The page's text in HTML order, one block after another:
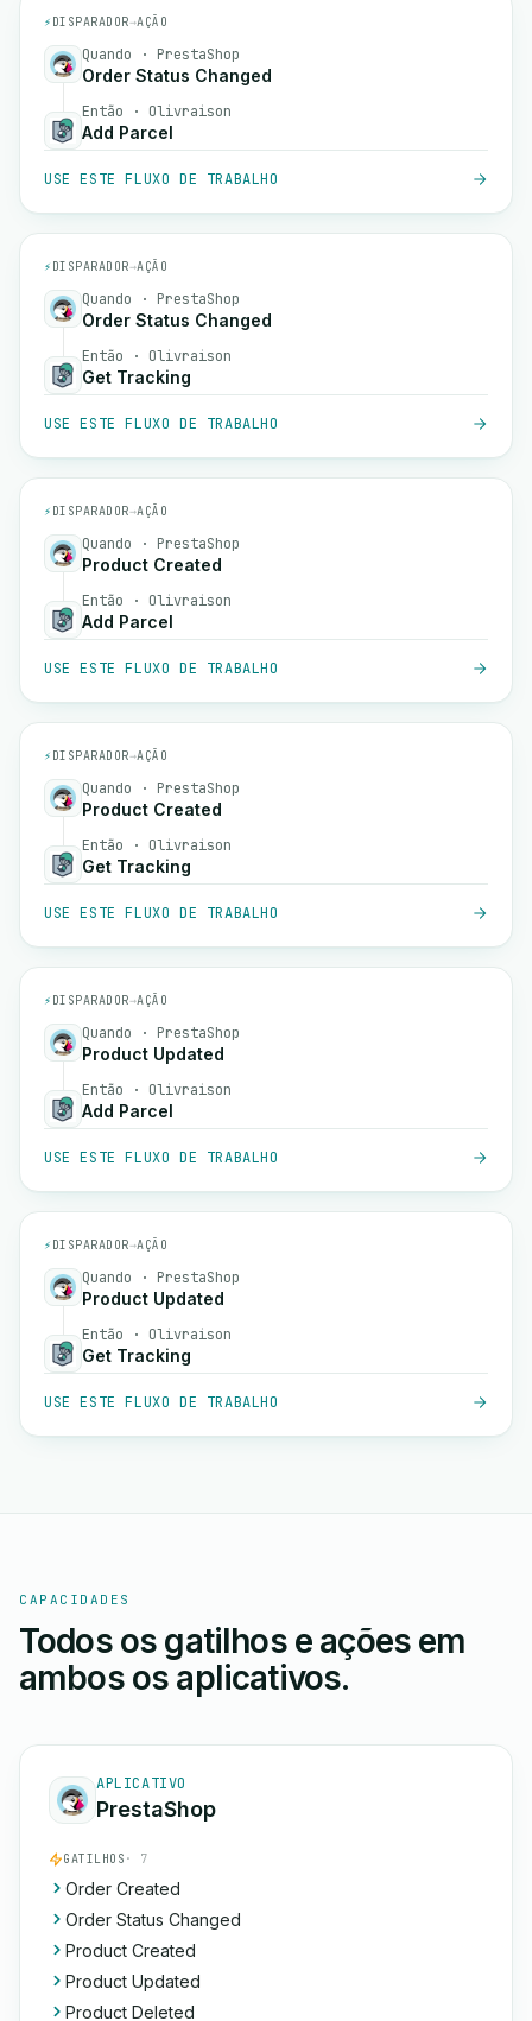
⚡ DISPARADOR→AÇÃO
Quando · PrestaShop
Order Status Changed
Então · Olivraison
Add Parcel
USE ESTE FLUXO DE TRABALHO
⚡ DISPARADOR→AÇÃO
Quando · PrestaShop
Order Status Changed
Então · Olivraison
Get Tracking
USE ESTE FLUXO DE TRABALHO
⚡ DISPARADOR→AÇÃO
Quando · PrestaShop
Product Created
Então · Olivraison
Add Parcel
USE ESTE FLUXO DE TRABALHO
⚡ DISPARADOR→AÇÃO
Quando · PrestaShop
Product Created
Então · Olivraison
Get Tracking
USE ESTE FLUXO DE TRABALHO
⚡ DISPARADOR→AÇÃO
Quando · PrestaShop
Product Updated
Então · Olivraison
Add Parcel
USE ESTE FLUXO DE TRABALHO
⚡ DISPARADOR→AÇÃO
Quando · PrestaShop
Product Updated
Então · Olivraison
Get Tracking
USE ESTE FLUXO DE TRABALHO
CAPACIDADES
Todos os gatilhos e ações em
ambos os aplicativos.
APLICATIVO
PrestaShop
GATILHOS · 7
Order Created
Order Status Changed
Product Created
Product Updated
Product Deleted